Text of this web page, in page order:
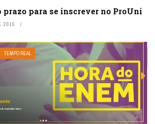
prazo para se inscrever no ProUni
2015
TEMPO REAL